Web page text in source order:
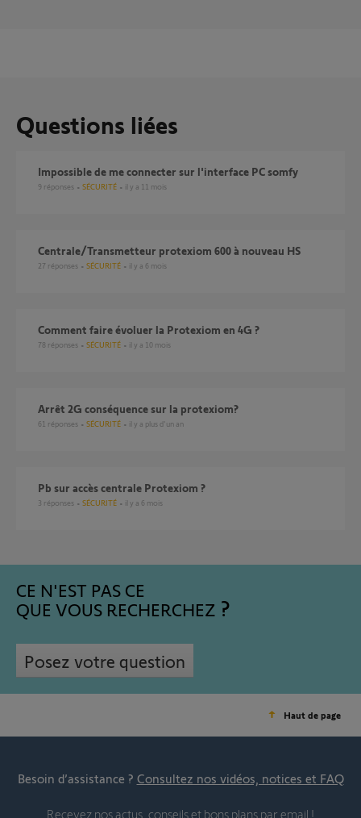
Questions liées
Impossible de me connecter sur l'interface PC somfy
9 réponses SÉCURITÉ il y a 11 mois
Centrale/Transmetteur protexiom 600 à nouveau HS
27 réponses SÉCURITÉ il y a 6 mois
Comment faire évoluer la Protexiom en 4G ?
78 réponses SÉCURITÉ il y a 10 mois
arrêt 2G conséquence sur la protexiom?
61 réponses SÉCURITÉ il y a plus d'un an
Pb sur accès centrale Protexiom ?
3 réponses SÉCURITÉ il y a 6 mois
CE N'EST PAS CE
QUE VOUS RECHERCHEZ
Posez votre question
Haut de page
Besoin d’assistance ? Consultez nos vidéos, notices et FAQ
Recevez nos actus, conseils et bons plans par email !